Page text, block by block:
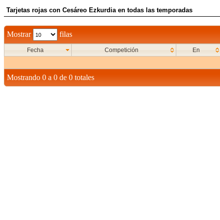
Tarjetas rojas con Cesáreo Ezkurdia en todas las temporadas
Mostrar filas
Fecha Competición En
Mostrando 0 a 0 de 0 totales